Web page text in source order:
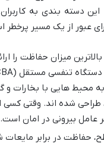
دسته بندی به
عبور از یک مسیر پرخطر
میزان حفاظت را
محیط هایی با بخارات و
طراحی شده اند. وقتی
بیرونی در امان است.
حفاظت در برابر مایعات